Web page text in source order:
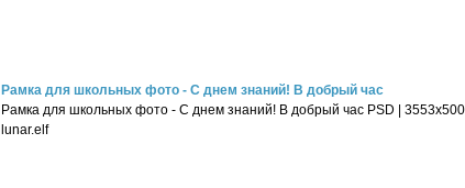
Рамка для школьных фото - С днем знаний! В добрый час
Рамка для школьных фото - С днем знаний! В добрый час PSD |
lunar.elf